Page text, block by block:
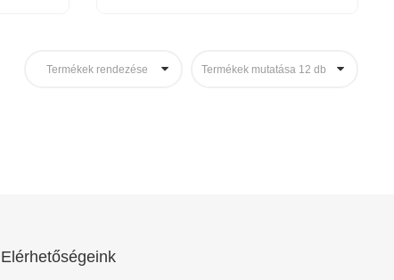
Termékek rendezése Termékek mutatása 12 db
Elérhetőségeink